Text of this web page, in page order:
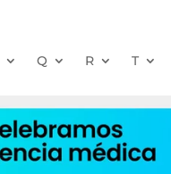
Q R T